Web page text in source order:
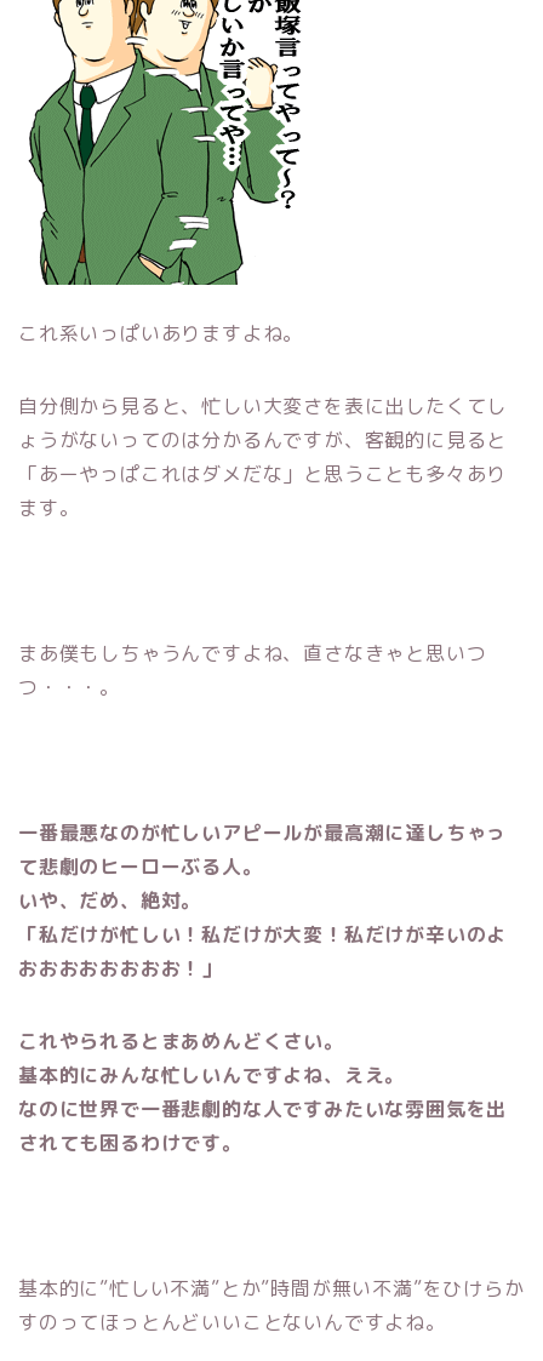
これ系いっぱいありますよね。
自分側から見ると、忙しい大変さを表に出したくてし
ょうがないってのは分かるんですが、客観的に見ると
「あーやっぱこれはダメだな」と思うことも多々あり
ます。
まあ僕もしちゃうんですよね、直さなきゃと思いつ
つ・・・。
一番最悪なのが忙しいアピールが最高潮に達しちゃっ
て悲劇のヒーローぶる人。
いや、だめ、絶対。
「私だけが忙しい！私だけが大変！私だけが辛いのよ
おおおおおおおお！」
これやられるとまあめんどくさい。
基本的にみんな忙しいんですよね、ええ。
なのに世界で一番悲劇的な人ですみたいな雰囲気を出
されても困るわけです。
基本的に”忙しい不満”とか”時間が無い不満”をひけらか
すのってほっとんどいいことないんですよね。